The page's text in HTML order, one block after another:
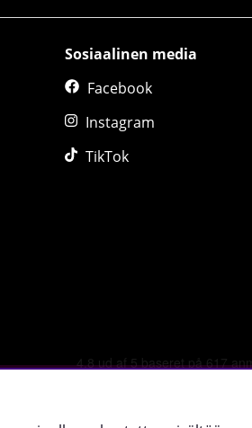
Sosiaalinen media
Facebook
Instagram
TikTok